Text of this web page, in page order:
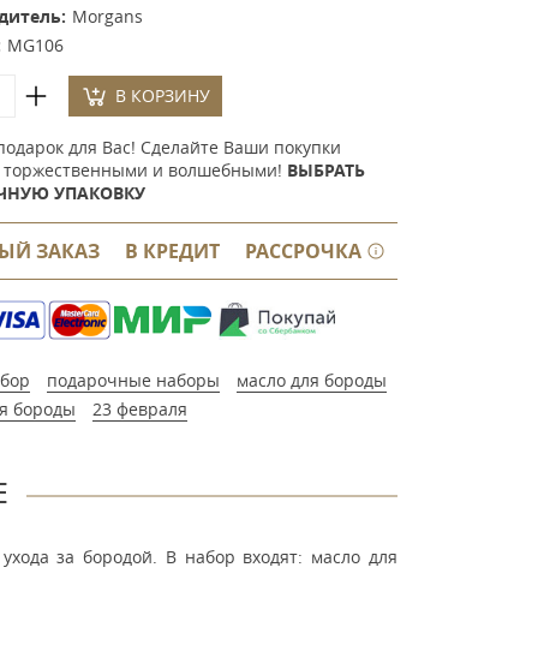
Morgans
MG106
В КОРЗИНУ
для Вас! Сделайте Ваши покупки
торжественными и волшебными! ВЫБРАТЬ
УПАКОВКУ
ЗАКАЗ В КРЕДИТ РАССРОЧКА
подарочные наборы
масло для бороды
бороды
23 февраля
за бородой. В набор входят: масло для